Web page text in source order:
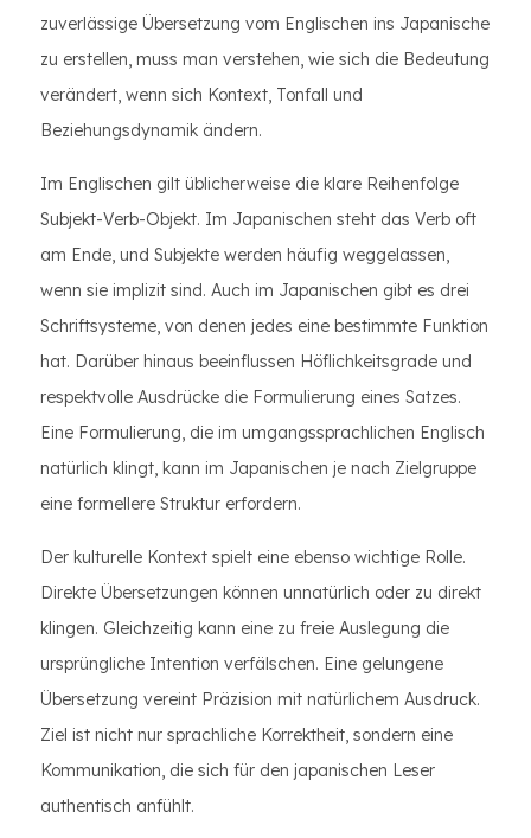
zuverlässige Übersetzung vom Englischen ins Japanische
zu erstellen, muss man verstehen, wie sich die Bedeutung
verändert, wenn sich Kontext, Tonfall und
Beziehungsdynamik ändern.
Im Englischen gilt üblicherweise die klare Reihenfolge
Subjekt-Verb-Objekt. Im Japanischen steht das Verb oft
am Ende, und Subjekte werden häufig weggelassen,
wenn sie implizit sind. Auch im Japanischen gibt es drei
Schriftsysteme, von denen jedes eine bestimmte Funktion
hat. Darüber hinaus beeinflussen Höflichkeitsgrade und
respektvolle Ausdrücke die Formulierung eines Satzes.
Eine Formulierung, die im umgangssprachlichen Englisch
natürlich klingt, kann im Japanischen je nach Zielgruppe
eine formellere Struktur erfordern.
Der kulturelle Kontext spielt eine ebenso wichtige Rolle.
Direkte Übersetzungen können unnatürlich oder zu direkt
klingen. Gleichzeitig kann eine zu freie Auslegung die
ursprüngliche Intention verfälschen. Eine gelungene
Übersetzung vereint Präzision mit natürlichem Ausdruck.
Ziel ist nicht nur sprachliche Korrektheit, sondern eine
Kommunikation, die sich für den japanischen Leser
authentisch anfühlt.